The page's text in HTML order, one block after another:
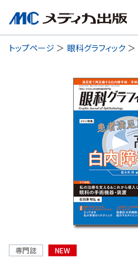
トップページ 眼科グラフィック
専門誌 NEW